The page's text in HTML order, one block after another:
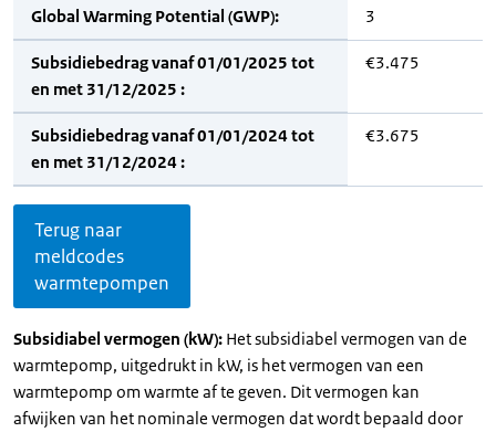
Global Warming Potential (GWP): 3
Subsidiebedrag vanaf 01/01/2025 tot
en met 31/12/2025 :
€3.475
Subsidiebedrag vanaf 01/01/2024 tot
en met 31/12/2024 :
€3.675
Terug naar
meldcodes
warmtepompen
Subsidiabel vermogen (kW): Het subsidiabel vermogen van de
warmtepomp, uitgedrukt in kW, is het vermogen van een
warmtepomp om warmte af te geven. Dit vermogen kan
afwijken van het nominale vermogen dat wordt bepaald door